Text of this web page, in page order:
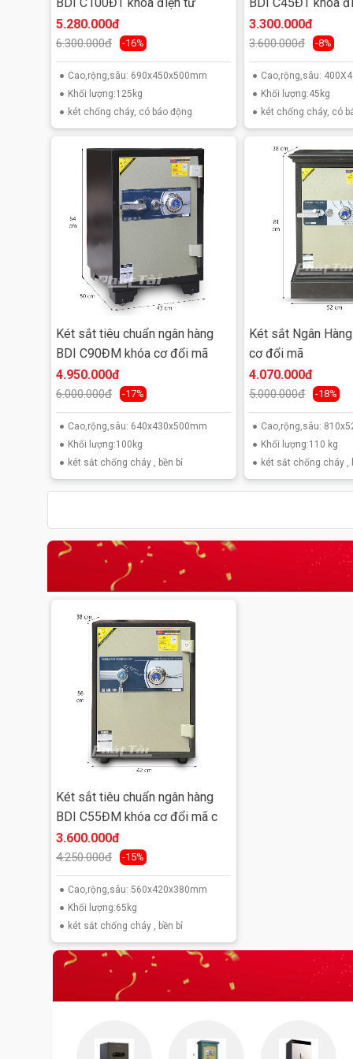
Kinh nghiệm chọn
BDI C100ĐT khóa điện tử
5.280.000đ
6.300.000đ -16%
Cao,rộng,sâu: 690x450x500mm
Khối lượng:125kg
két chống cháy, có báo động
BDI C45ĐT khóa
3.300.000đ
3.600.000đ -8%
Cao,rộng,sâu:
Khối lượng:45kg
két chống cháy, có
Két sắt tiêu chuẩn ngân hàng
BDI C90ĐM khóa cơ đổi mã
4.950.000đ
6.000.000đ -17%
Cao,rộng,sâu: 640x430x500mm
Khối lượng:100kg
két sắt chống cháy , bền bỉ
Két sắt Ngân
cơ đổi mã
4.070.000đ
5.000.000đ -18%
Cao,rộng,sâu:
Khối lượng:110 kg
két sắt chống cháy ,
Két sắt tiêu chuẩn ngân hàng
BDI C55ĐM khóa cơ đổi mã c
3.600.000đ
4.250.000đ -15%
Cao,rộng,sâu: 560x420x380mm
Khối lượng:65kg
két sắt chống cháy , bền bỉ